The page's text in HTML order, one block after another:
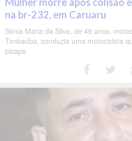
na br-232, em Caruaru
Sônia Maria da Silva, de 49 anos,
Timbaúba, conduzia uma motocicleta
picape.